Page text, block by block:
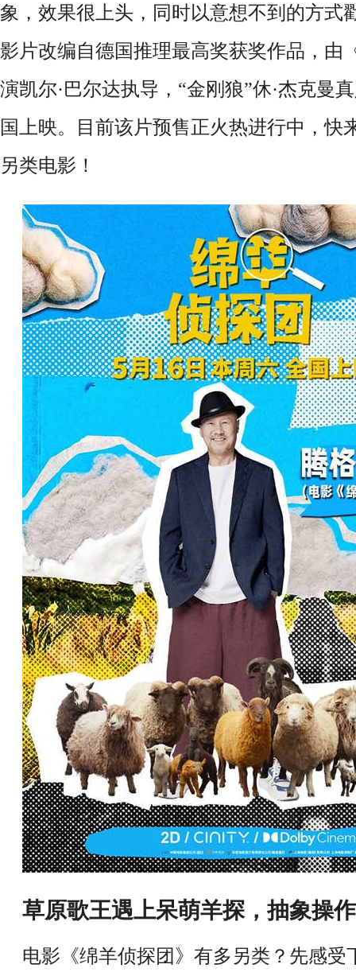
象，效果很上头，同时以意想不到的方式
影片改编自德国推理最高奖获奖作品，由
演凯尔·巴尔达执导，“金刚狼”休·杰克曼
国上映。目前该片预售正火热进行中，快
另类电影！
草原歌王遇上呆萌羊探，抽象操
电影《绵羊侦探团》有多另类？先感受